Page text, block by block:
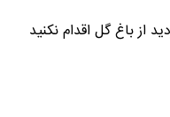
از باغ گل اقدام نکنید